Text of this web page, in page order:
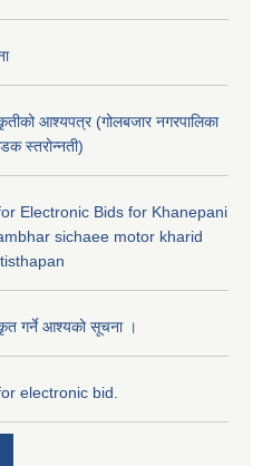
आश्यपत्र (गोलबजार नगरपालिका
स्तरोन्नती)
Electronic Bids for Khanepani
sichaee motor kharid
गर्ने आश्यको सूचना ।
electronic bid.